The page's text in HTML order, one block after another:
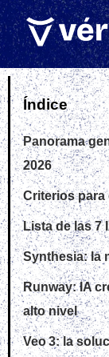
Índice
Panorama
2026
Criterios para
Lista de las 7
Synthesia: la
Runway: IA
alto nivel
Veo 3: la